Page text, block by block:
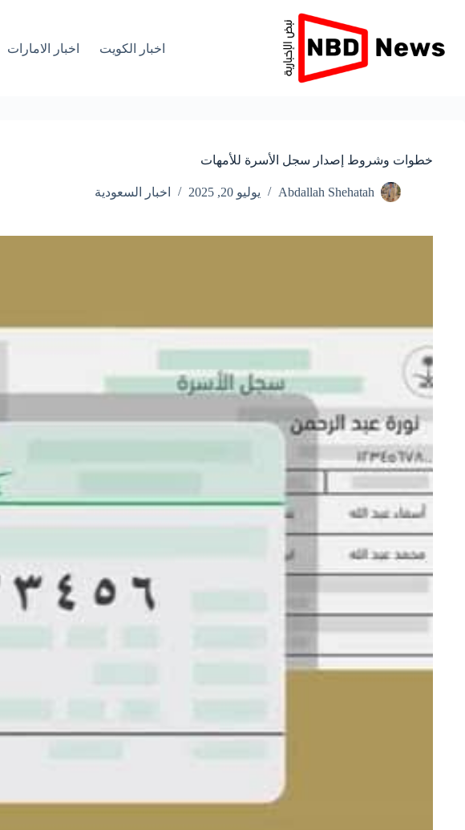
اخبار الكويت اخبار الامارات
خطوات وشروط إصدار سجل الأسرة للأمهات
Abdallah Shehatah يوليو 20, 2025 اخبار السعودية